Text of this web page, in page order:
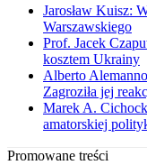
Jarosław Kuisz:
Warszawskiego
Prof. Jacek
kosztem Ukrainy
Alberto
Zagroziła jej
Marek A.
amatorskiej
Promowane treści